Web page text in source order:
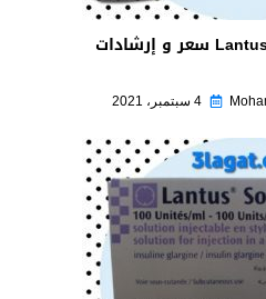
لانتوس سولوستار Lantus SoloStar سعر و إرشادات
4 سبتمبر، 2021